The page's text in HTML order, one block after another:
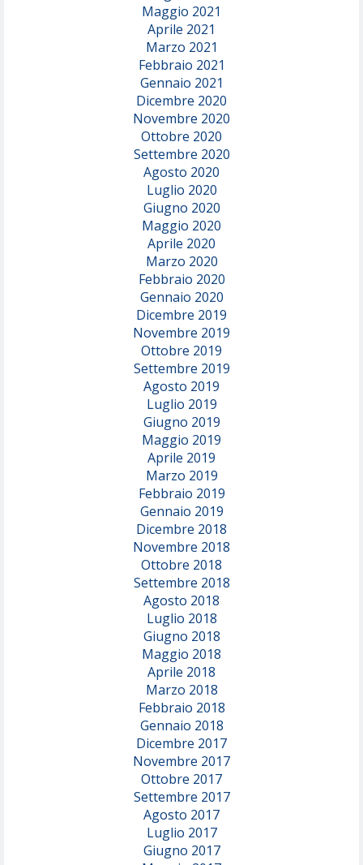
Maggio 2021
Aprile 2021
Marzo 2021
Febbraio 2021
Gennaio 2021
Dicembre 2020
Novembre 2020
Ottobre 2020
Settembre 2020
Agosto 2020
Luglio 2020
Giugno 2020
Maggio 2020
Aprile 2020
Marzo 2020
Febbraio 2020
Gennaio 2020
Dicembre 2019
Novembre 2019
Ottobre 2019
Settembre 2019
Agosto 2019
Luglio 2019
Giugno 2019
Maggio 2019
Aprile 2019
Marzo 2019
Febbraio 2019
Gennaio 2019
Dicembre 2018
Novembre 2018
Ottobre 2018
Settembre 2018
Agosto 2018
Luglio 2018
Giugno 2018
Maggio 2018
Aprile 2018
Marzo 2018
Febbraio 2018
Gennaio 2018
Dicembre 2017
Novembre 2017
Ottobre 2017
Settembre 2017
Agosto 2017
Luglio 2017
Giugno 2017